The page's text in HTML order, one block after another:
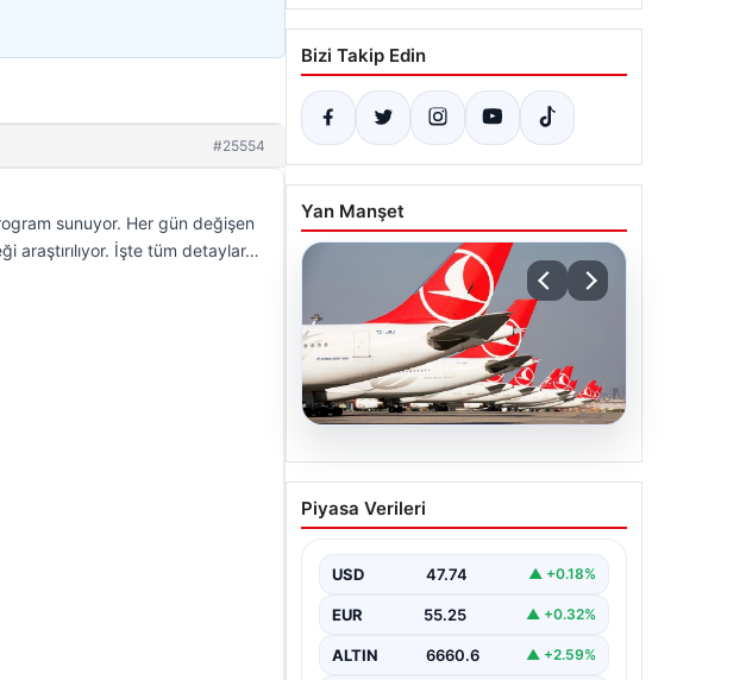
#25554
sunuyor. Her gün değişen
araştırılıyor. İşte tüm detaylar…
Bizi Takip Edin
Yan Manşet
THY, temmuz ayında 9,5
milyon yolcu taşıdı
Piyasa Verileri
USD 47.74 ▲ +0.18%
EUR 55.25 ▲ +0.32%
ALTIN 6660.6 ▲ +2.59%